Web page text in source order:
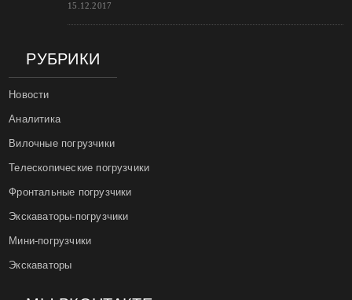
15.12.2017
РУБРИКИ
Новости
Аналитика
Вилочные погрузчики
Телескопические погрузчики
Фронтальные погрузчики
Экскаваторы-погрузчики
Мини-погрузчики
Экскаваторы